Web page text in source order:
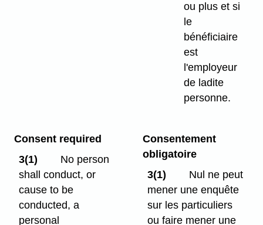
ou plus et si
le
bénéficiaire
est
l'employeur
de ladite
personne.
Consent required
3(1)
No person
shall conduct, or
cause to be
conducted, a
personal
Consentement
obligatoire
3(1)
Nul ne peut
mener une enquête
sur les particuliers
ou faire mener une